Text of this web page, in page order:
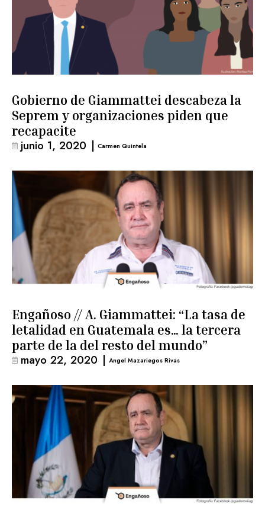
Gobierno de Giammattei descabeza la
Seprem y organizaciones piden que
recapacite
junio 1, 2020 | Carmen Quintela
Engañoso // A. Giammattei: “La tasa de
letalidad en Guatemala es… la tercera
parte de la del resto del mundo”
mayo 22, 2020 | Angel Mazariegos Rivas